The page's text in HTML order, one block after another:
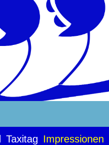
Taxitag Impressionen